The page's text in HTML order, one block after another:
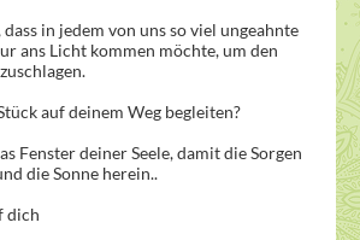
in jedem von uns so viel ungeahnte
ans Licht kommen möchte, um den
auf deinem Weg begleiten?
Fenster deiner Seele, damit die Sorgen
die Sonne herein..
dich